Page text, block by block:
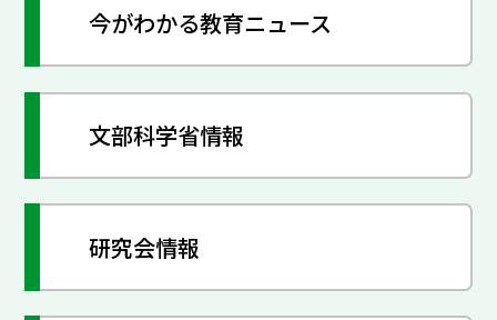
今がわかる教育ニュース
文部科学省情報
研究会情報